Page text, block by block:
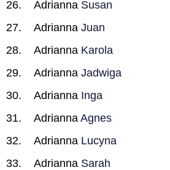
Adrianna Susan
Adrianna Juan
Adrianna Karola
Adrianna Jadwiga
Adrianna Inga
Adrianna Agnes
Adrianna Lucyna
Adrianna Sarah